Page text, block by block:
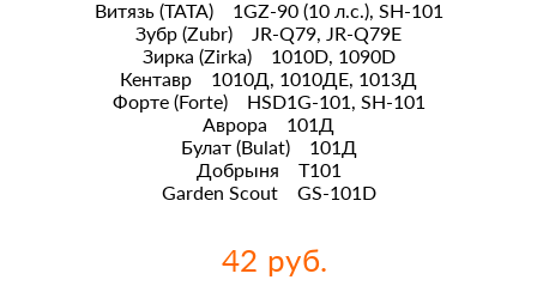
Витязь (ТАТА) 1GZ-90 (10 л.с.), SH-101
Зубр (Zubr) JR-Q79, JR-Q79E
Зирка (Zirka) 1010D, 1090D
Кентавр 1010Д, 1010ДЕ, 1013Д
Форте (Forte) HSD1G-101, SH-101
Аврора 101Д
Булат (Bulat) 101Д
Добрыня Т101
Garden Scout GS-101D
42 руб.